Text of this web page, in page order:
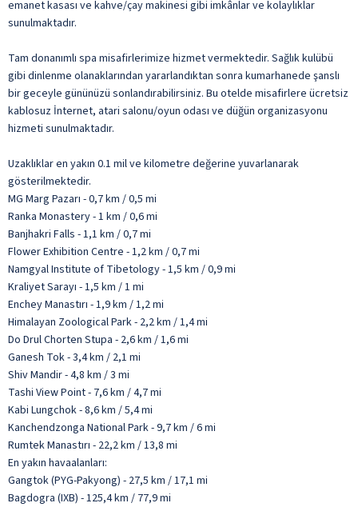
emanet kasası ve kahve/çay makinesi gibi imkânlar ve kolaylıklar
sunulmaktadır.
Tam donanımlı spa misafirlerimize hizmet vermektedir. Sağlık kulübü
gibi dinlenme olanaklarından yararlandıktan sonra kumarhanede şanslı
bir geceyle gününüzü sonlandırabilirsiniz. Bu otelde misafirlere ücretsiz
kablosuz İnternet, atari salonu/oyun odası ve düğün organizasyonu
hizmeti sunulmaktadır.
Uzaklıklar en yakın 0.1 mil ve kilometre değerine yuvarlanarak
gösterilmektedir.
MG Marg Pazarı - 0,7 km / 0,5 mi
Ranka Monastery - 1 km / 0,6 mi
Banjhakri Falls - 1,1 km / 0,7 mi
Flower Exhibition Centre - 1,2 km / 0,7 mi
Namgyal Institute of Tibetology - 1,5 km / 0,9 mi
Kraliyet Sarayı - 1,5 km / 1 mi
Enchey Manastırı - 1,9 km / 1,2 mi
Himalayan Zoological Park - 2,2 km / 1,4 mi
Do Drul Chorten Stupa - 2,6 km / 1,6 mi
Ganesh Tok - 3,4 km / 2,1 mi
Shiv Mandir - 4,8 km / 3 mi
Tashi View Point - 7,6 km / 4,7 mi
Kabi Lungchok - 8,6 km / 5,4 mi
Kanchendzonga National Park - 9,7 km / 6 mi
Rumtek Manastırı - 22,2 km / 13,8 mi
En yakın havaalanları:
Gangtok (PYG-Pakyong) - 27,5 km / 17,1 mi
Bagdogra (IXB) - 125,4 km / 77,9 mi